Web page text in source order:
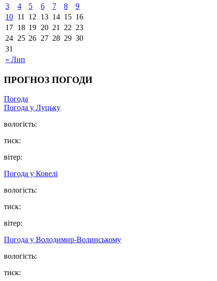
« Лип
3
4 5 6 7 8
9
10 11 12 13 14 15 16
17 18 19 20 21 22 23
24 25 26 27 28 29 30
31
ПРОГНОЗ ПОГОДИ
Погода
Погода у Луцьку
вологість:
тиск:
вітер:
Погода у Ковелі
вологість:
тиск:
вітер:
Погода у Володимир-Волинському
вологість:
тиск: